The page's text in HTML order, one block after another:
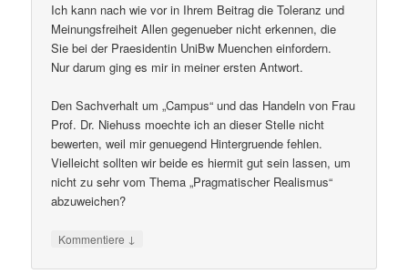
Ich kann nach wie vor in Ihrem Beitrag die Toleranz und
Meinungsfreiheit Allen gegenueber nicht erkennen, die
Sie bei der Praesidentin UniBw Muenchen einfordern.
Nur darum ging es mir in meiner ersten Antwort.
Den Sachverhalt um „Campus“ und das Handeln von Frau
Prof. Dr. Niehuss moechte ich an dieser Stelle nicht
bewerten, weil mir genuegend Hintergruende fehlen.
Vielleicht sollten wir beide es hiermit gut sein lassen, um
nicht zu sehr vom Thema „Pragmatischer Realismus“
abzuweichen?
Kommentiere ↓